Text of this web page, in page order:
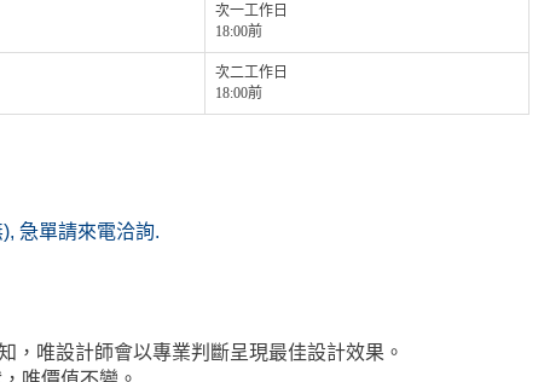
次一工作日
18:00前
次二工作日
18:00前
急單請來電洽詢.
，唯設計師會以專業判斷呈現最佳設計效果。